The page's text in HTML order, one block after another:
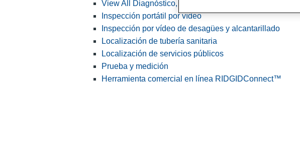
View All Diagnóstico, inspección y localización
Inspección portátil por vídeo
Inspección por vídeo de desagües y alcantarillado
Localización de tubería sanitaria
Localización de servicios públicos
Prueba y medición
Herramienta comercial en línea RIDGIDConnect™